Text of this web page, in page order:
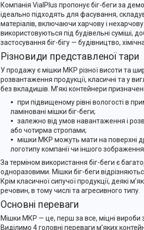
Компанія VialPlus пропонує біг-беги за
ідеально підходять для фасування,
матеріалів, включаючи харчову і
використовуються під будівельні суміші,
застосування біг-бігу — будівництво,
Різновиди представленої тари
У продажу є мішки МКР різної висоти та
розвантаження продукції, класичні та у
без вкладишів. М’які контейнери
при підвищеному рівні вологості в
ламіновані мішки біг-беги;
залежно від умов навантаження і
або чотирма стропами;
мішки МКР можуть мати на поверхні
логотипу компанії чи іншого зображення.
За терміном використання біг-беги є
одноразовими. Мішки біг-беги
Крім класичної сипучої продукції, деякі
речовин, в тому числі та агресивного типу.
Основні переваги
Мішки МКР — це, перш за все, міцні
Виділимо 4 головні переваги м’яких